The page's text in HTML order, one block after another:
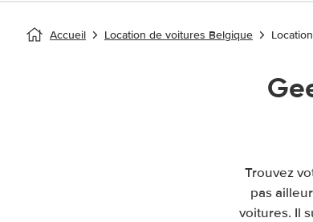
Accueil Location de voitures Belgique
Trouvez
pas
voitures. Il